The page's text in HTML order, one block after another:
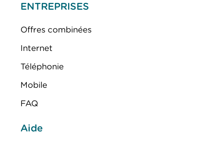
ENTREPRISES
Offres combinées
Internet
Téléphonie
Mobile
FAQ
Aide